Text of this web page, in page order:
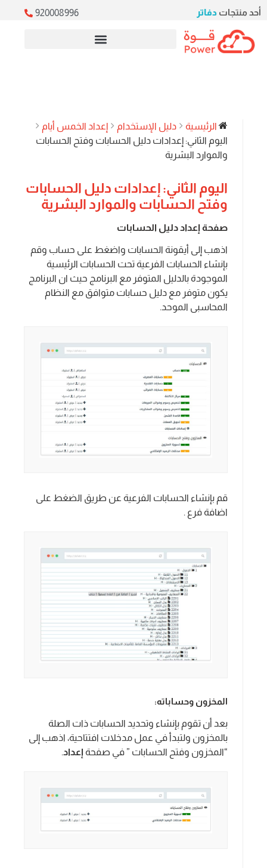
أحد منتجات دفاتر 920008996
الرئيسية دليل الإستخدام
إعداد الخمس أيام
اليوم الثاني: إعدادات دليل الحسابات وفتح الحسابات
والموارد البشرية
اليوم الثاني: إعدادات دليل الحسابات
وفتح الحسابات والموارد البشرية
صفحة إعداد دليل الحسابات
اذهب إلى أيقونة الحسابات واضغط على حساب وقم
بإنشاء الحسابات الفرعية تحت الحسابات الرئيسية
الموجودة بالدليل المتوفر مع البرنامج حيث ان البرنامج
يكون متوفر مع دليل حسابات متوافق مع النظام
المحاسبى الموحد.
قم بإنشاء الحسابات الفرعية عن طريق الضغط على
اضافة فرع .
المخزون وحساباته:
بعد أن تقوم بإنشاء وتحديد الحسابات ذات الصلة
بالمخزون ولتبدأ في عمل مدخلات افتتاحية، اذهب إلى
“المخزون وفتح الحسابات ” في صفحة إعداد.